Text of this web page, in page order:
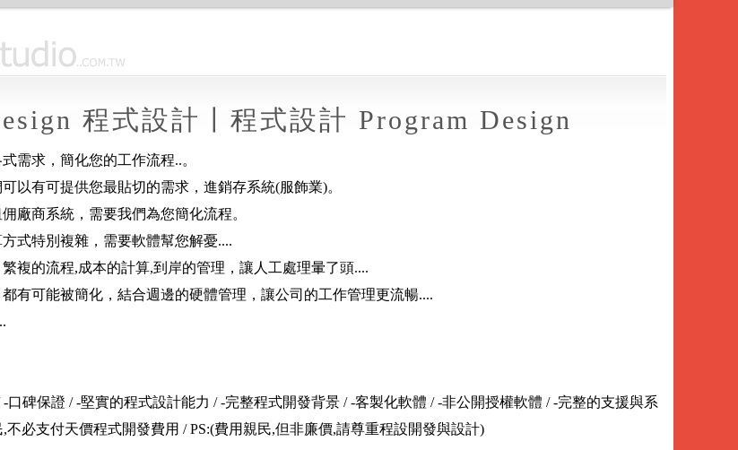
程式設計〡程式設計 Program Design
需求，簡化您的工作流程..。
以有可提供您最貼切的需求，進銷存系統(服飾業)。
廠商系統，需要我們為您簡化流程。
式特別複雜，需要軟體幫您解憂....
複的流程,成本的計算,到岸的管理，讓人工處理暈了頭....
有可能被簡化，結合週邊的硬體管理，讓公司的工作管理更流暢....
口碑保證 / -堅實的程式設計能力 / -完整程式開發背景 / -客製化軟體 / -非公開授權軟體 / -完整的支援與系
不必支付天價程式開發費用 / PS:(費用親民,但非廉價,請尊重程設開發與設計)